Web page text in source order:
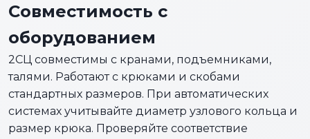
Совместимость с
оборудованием
2СЦ совместимы с кранами, подъемниками,
талями. Работают с крюками и скобами
стандартных размеров. При автоматических
системах учитывайте диаметр узлового кольца и
размер крюка. Проверяйте соответствие